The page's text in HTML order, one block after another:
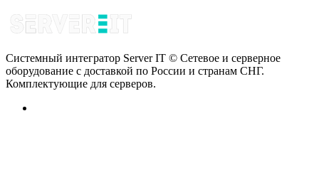
Системный интегратор Server IT © Сетевое и серверное
оборудование с доставкой по России и странам СНГ.
Комплектующие для серверов.